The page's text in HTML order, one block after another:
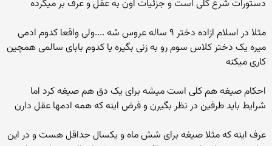
دستورات شرع کلی است و جزئیات اون به عقل و عرف بر میگرده
مثلا در اسلام ازاده دختر ۹ ساله عروس شه ....ولی واقعا کدوم ادمی
میره یک دختر کلاس سوم رو به زنی بگیره یا کدوم بابای سالمی همچین
کاری میکنه
احکام صیغه هم کلی است میشه برای یک دق هم صیغه کرد اما
شرایط باید طرفین در نظر بگیرن و فرض اینه که همه ادمها عقل دارن
عرف اینه که مثلا صیغه برای شش ماه و یکسال حداقل هست و در این